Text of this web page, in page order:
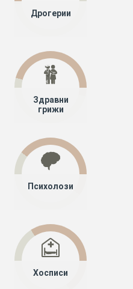
Дрогерии
Здравни
грижи
Психолози
Хосписи